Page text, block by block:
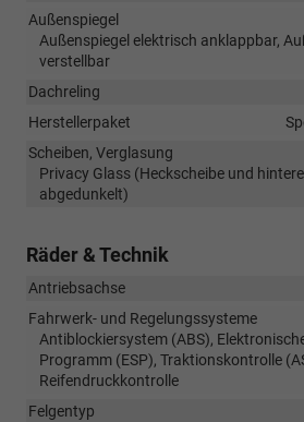
Außenspiegel
Außenspiegel elektrisch anklappbar,
verstellbar
Dachreling
Herstellerpaket
Scheiben, Verglasung
Privacy Glass (Heckscheibe und
abgedunkelt)
Räder & Technik
Antriebsachse
Fahrwerk- und Regelungssysteme
Antiblockiersystem (ABS),
Programm (ESP), Traktionskontrolle
Reifendruckkontrolle
Felgentyp